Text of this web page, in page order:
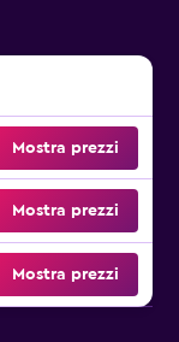
Mostra prezzi
Mostra prezzi
Mostra prezzi